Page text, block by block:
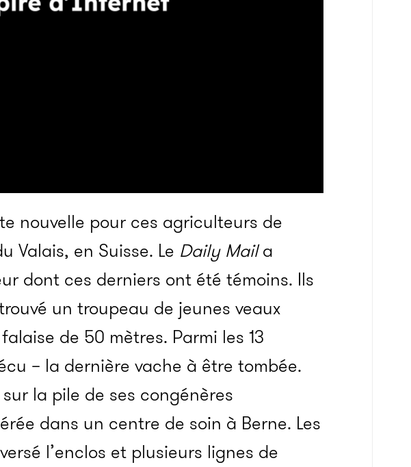
nouvelle pour ces agriculteurs de
Valais, en Suisse. Le Daily Maila
dont ces derniers ont été témoins. Ils
un troupeau de jeunes veaux
de 50 mètres. Parmi les 13
– la dernière vache à être tombée.
la pile de ses congénères
dans un centre de soin à Berne. Les
l’enclos et plusieurs lignes de